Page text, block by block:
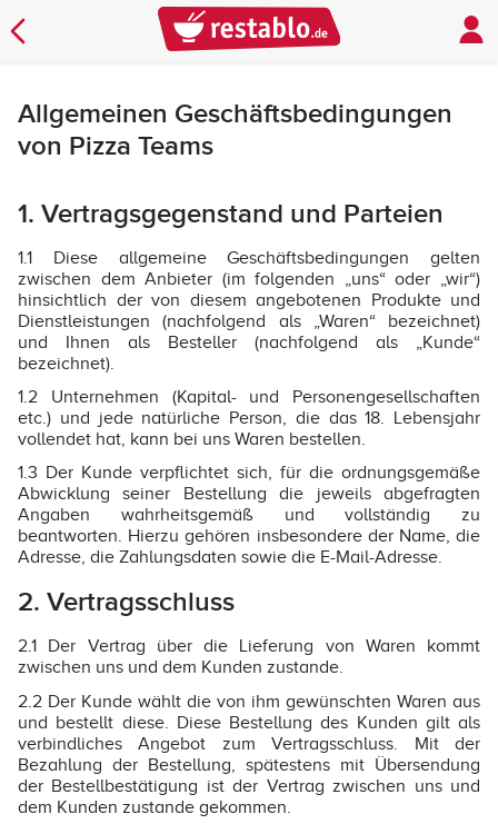
Allgemeinen Geschäftsbedingungen
von Pizza Teams
1. Vertragsgegenstand und Parteien
1.1 Diese allgemeine Geschäftsbedingungen gelten
zwischen dem Anbieter (im folgenden „uns“ oder „wir“)
hinsichtlich der von diesem angebotenen Produkte und
Dienstleistungen (nachfolgend als „Waren“ bezeichnet)
und Ihnen als Besteller (nachfolgend als „Kunde“
bezeichnet).
1.2 Unternehmen (Kapital- und Personengesellschaften
etc.) und jede natürliche Person, die das 18. Lebensjahr
vollendet hat, kann bei uns Waren bestellen.
1.3 Der Kunde verpflichtet sich, für die ordnungsgemäße
Abwicklung seiner Bestellung die jeweils abgefragten
Angaben wahrheitsgemäß und vollständig zu
beantworten. Hierzu gehören insbesondere der Name, die
Adresse, die Zahlungsdaten sowie die E-Mail-Adresse.
2. Vertragsschluss
2.1 Der Vertrag über die Lieferung von Waren kommt
zwischen uns und dem Kunden zustande.
2.2 Der Kunde wählt die von ihm gewünschten Waren aus
und bestellt diese. Diese Bestellung des Kunden gilt als
verbindliches Angebot zum Vertragsschluss. Mit der
Bezahlung der Bestellung, spätestens mit Übersendung
der Bestellbestätigung ist der Vertrag zwischen uns und
dem Kunden zustande gekommen.